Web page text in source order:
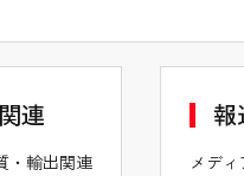
連
・輸出関連
報
メデ